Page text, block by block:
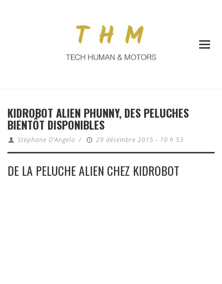
KIDROBOT ALIEN PHUNNY, DES PELUCHES
BIENTÔT DISPONIBLES
Stéphane D'Angelo / 29 décembre 2015 - 10 h 53
DE LA PELUCHE ALIEN CHEZ KIDROBOT